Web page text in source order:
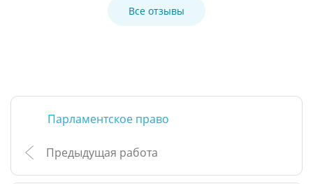
Все отзывы
Парламентское право
Предыдущая работа